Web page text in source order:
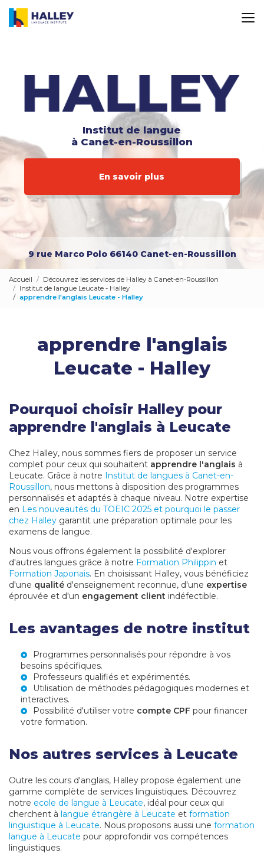
contenu
Institut de langue
à Canet-en-Roussillon
En savoir plus
9 rue Marco Polo 66140 Canet-en-Roussillon
Accueil
Découvrez les services de Halley à Canet-en-Roussillon
Institut de langue Leucate - Halley
apprendre l'anglais Leucate - Halley
apprendre l'anglais
Leucate - Halley
Pourquoi choisir Halley pour
apprendre l'anglais à Leucate
Chez Halley, nous sommes fiers de proposer un service
complet pour ceux qui souhaitent apprendre l'anglais à
Leucate. Grâce à notre Institut de langues à Canet-en-
Roussillon, nous mettons à disposition des programmes
personnalisés et adaptés à chaque niveau. Notre expertise
en Les nouveautés du TOEIC 2025 et pourquoi le passer
chez Halley garantit une préparation optimale pour les
examens de langue.
Nous vous offrons également la possibilité d'explorer
d'autres langues grâce à notre Formation Philippin et
Formation Japonais. En choisissant Halley, vous bénéficiez
d'une qualité d'enseignement reconnue, d'une expertise
éprouvée et d'un engagement client indéfectible.
Les avantages de notre institut
Programmes personnalisés pour répondre à vos
besoins spécifiques.
Professeurs qualifiés et expérimentés.
Utilisation de méthodes pédagogiques modernes et
interactives.
Possibilité d'utiliser votre compte CPF pour financer
votre formation.
Nos autres services à Leucate
Outre les cours d'anglais, Halley propose également une
gamme complète de services linguistiques. Découvrez
notre ecole de langue à Leucate, idéal pour ceux qui
cherchent à langue étrangère à Leucate et formation
linguistique à Leucate. Nous proposons aussi une formation
langue à Leucate pour approfondir vos compétences
linguistiques.